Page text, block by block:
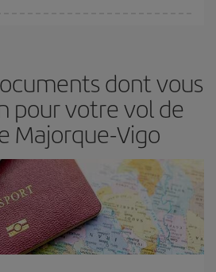
de prix économiques. De plus, en
et les horaires de vol lors de votre
choisir le prix le plus économique.
dont vous
pour votre vol de
Majorque-Vigo